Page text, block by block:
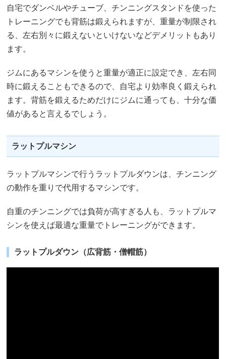
自宅でダンベルやチューブ、チンニングスタンドを使った
トレーニングでも背筋は鍛えられますが、重量が制限され
る、左右別々に鍛えないといけないなどデメリットもあり
ます。
ジムにあるマシンを使うと重量が適正に設定でき、左右同
時に鍛えることもできるので、自宅より効率良く鍛えられ
ます。背筋を鍛えるためだけにジムに通っても、十分な価
値があると言えるでしょう。
ラットプルマシン
ラットプルマシンで行うラットプルダウンは、チンニング
の動作を重りで代用するマシンです。
自重のチンニングでは負荷が高すぎる人も、ラットプルマ
シンを使えば最適な重量でトレーニングができます。
ラットプルダウン（広背筋・僧帽筋）